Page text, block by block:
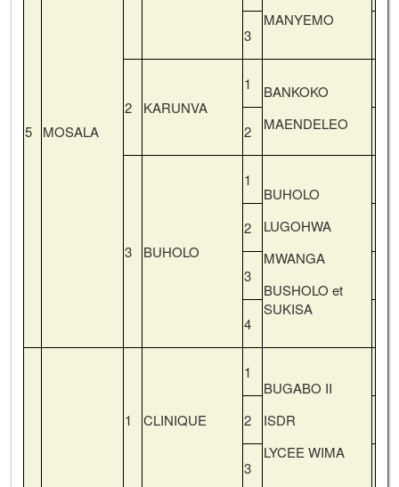
5 MOSALA
MANYEMO
3
2 KARUNVA
1
BANKOKO
MAENDELEO
2
3 BUHOLO
1
BUHOLO
LUGOHWA
MWANGA
BUSHOLO et
SUKISA
2
3
4
1 CLINIQUE
1
BUGABO II
ISDR
LYCEE WIMA
2
3